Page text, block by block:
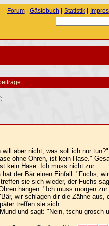
:
aber nicht, was soll ich nur
ohne Ohren, ist kein Hase."
kein Hase. Ich muss nicht zur
der Bär einen Einfall: "Fuchs, wir
sie sich wieder, der Fuchs
hängen: "Ich muss morgen zur
wir schlagen dir die Zähne aus,
treffen sie sich.
und sagt: "Nein, tschu grosch
Forum| Gästebuch | Statistik|